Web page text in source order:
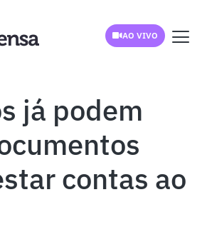
AO VIVO
já podem
contas ao